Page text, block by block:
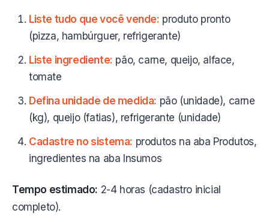
Liste tudo que você vende: produto pronto
(pizza, hambúrguer, refrigerante)
Liste ingrediente: pão, carne, queijo, alface,
tomate
Defina unidade de medida: pão (unidade), carne
(kg), queijo (fatias), refrigerante (unidade)
Cadastre no sistema: produtos na aba Produtos,
ingredientes na aba Insumos
Tempo estimado: 2-4 horas (cadastro inicial
completo).